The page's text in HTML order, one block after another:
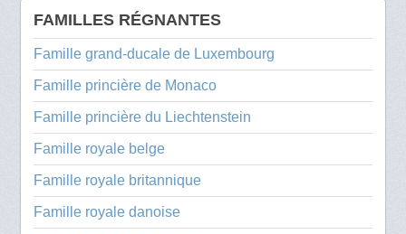
FAMILLES RÉGNANTES
Famille grand-ducale de Luxembourg
Famille princière de Monaco
Famille princière du Liechtenstein
Famille royale belge
Famille royale britannique
Famille royale danoise